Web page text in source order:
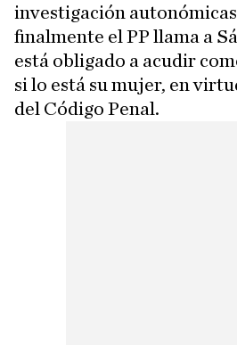
investigación
finalmente el PP llama a
está obligado a acudir
si lo está su mujer, en
del Código Penal.